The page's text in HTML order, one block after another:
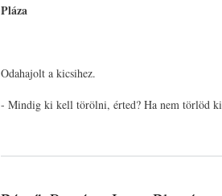
Pláza
Odahajolt a kicsihez.
- Mindig ki kell törölni, érted? Ha nem törlöd